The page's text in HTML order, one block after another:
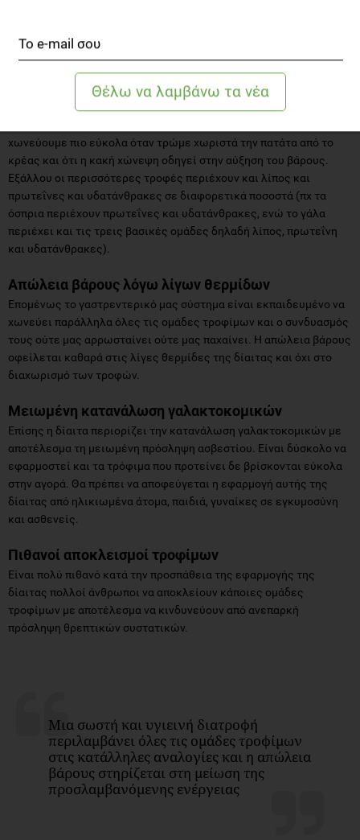
στηρίζεται στην άποψη του Dr. Hey ότι οι τροφές πρέπει να
(πρωτεϊνούχες ή αμυλούχες) και ότι ο συνδυασμός τους είναι
αυτός που μας παχαίνει και όχι η ποσότητα της τροφής.
χωνεύουμε πιο εύκολα όταν τρώμε χωριστά την πατάτα από το
κρέας και ότι η κακή χώνεψη οδηγεί στην αύξηση του βάρους.
Εξάλλου οι περισσότερες τροφές περιέχουν και λίπος και
πρωτεΐνες και υδατάνθρακες σε διαφορετικά ποσοστά (πχ τα
όσπρια περιέχουν πρωτεΐνες και υδατάνθρακες, ενώ το γάλα
περιέχει και τις τρεις βασικές ομάδες δηλαδή λίπος, πρωτεΐνη
και υδατάνθρακες).
Απώλεια βάρους λόγω λίγων θερμίδων
Επομένως το γαστρεντερικό μας σύστημα είναι εκπαιδευμένο να
χωνεύει παράλληλα όλες τις ομάδες τροφίμων και ο συνδυασμός
τους ούτε μας αρρωσταίνει ούτε μας παχαίνει. Η απώλεια βάρους
οφείλεται καθαρά στις λίγες θερμίδες της δίαιτας και όχι στο
διαχωρισμό των τροφών.
Μειωμένη κατανάλωση γαλακτοκομικών
Επίσης η δίαιτα περιορίζει την κατανάλωση γαλακτοκομικών με
αποτέλεσμα τη μειωμένη πρόσληψη ασβεστίου. Είναι δύσκολο να
εφαρμοστεί και τα τρόφιμα που προτείνει δε βρίσκονται εύκολα
στην αγορά. Θα πρέπει να αποφεύγεται η εφαρμογή αυτής της
δίαιτας από ηλικιωμένα άτομα, παιδιά, γυναίκες σε εγκυμοσύνη
και ασθενείς.
Πιθανοί αποκλεισμοί τροφίμων
Είναι πολύ πιθανό κατά την προσπάθεια της εφαρμογής της
δίαιτας πολλοί άνθρωποι να αποκλείουν κάποιες ομάδες
τροφίμων με αποτέλεσμα να κινδυνεύουν από ανεπαρκή
πρόσληψη θρεπτικών συστατικών.
Μια σωστή και υγιεινή διατροφή
περιλαμβάνει όλες τις ομάδες τροφίμων
στις κατάλληλες αναλογίες και η απώλεια
βάρους στηρίζεται στη μείωση της
προσλαμβανόμενης ενέργειας